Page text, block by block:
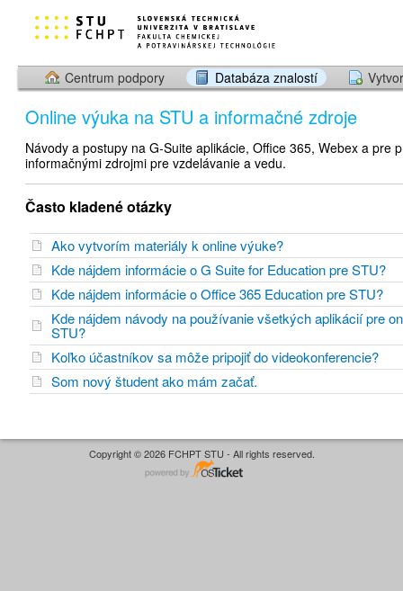
Centrum podpory Databáza znalostí
Online výuka na STU a informačné zdroje
Návody a postupy na G-Suite aplikácie, Office 365, Webex a pre
informačnými zdrojmi pre vzdelávanie a vedu.
Často kladené otázky
Ako vytvorím materiály k online výuke?
Kde nájdem informácie o G Suite for Education pre STU?
Kde nájdem informácie o Office 365 Education pre STU?
Kde nájdem návody na používanie všetkých aplikácií pre
STU?
Koľko účastníkov sa môže pripojiť do videokonferencie?
Som nový študent ako mám začať.
Copyright © 2026 FCHPT STU - All rights reserved.